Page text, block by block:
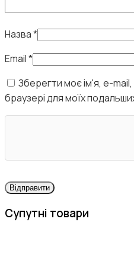
Назва*
Email*
Зберегти моє ім'я, e-
браузері для моїх
Супутні товари